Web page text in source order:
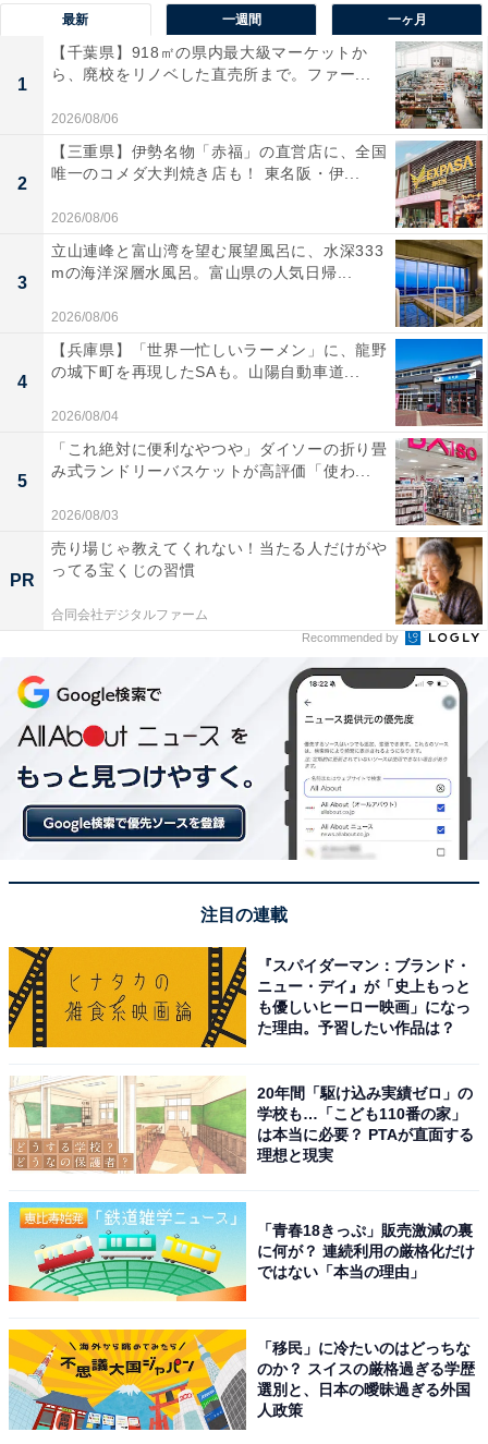
手洗いがゼロにはなりません…が、手間は大幅に
軽減
あとは食洗機に正しく食器をセットすれば、さまざまな
角度から強力に噴射する洗浄水がしっかり食器に付着し
た汚れを落としてくれます。
食洗機のメリットは食器洗いの手間と時間を大幅に低減
してくれること。正しく食器をセットすれば、そのあと
はおまかせで、食器をきれいに洗ってくれます。とはい
え、どうしても落ちにくい汚れやこびりつきは、事前に
落としておくとそのあとが楽になります。
「NP-TZ300」
最新 一週間 一ヶ月
1
【千葉県】918㎡の県内最大級マーケットか
ら、廃校をリノベした直売所まで。ファー...
2026/08/06
2
【三重県】伊勢名物「赤福」の直営店に、全国
唯一のコメダ大判焼き店も！ 東名阪・伊...
2026/08/06
3
立山連峰と富山湾を望む展望風呂に、水深333
mの海洋深層水風呂。富山県の人気日帰...
2026/08/06
4
【兵庫県】「世界一忙しいラーメン」に、龍野
の城下町を再現したSAも。山陽自動車道...
2026/08/04
5
「これ絶対に便利なやつや」ダイソーの折り畳
み式ランドリーバスケットが高評価「使わ...
2026/08/03
PR
売り場じゃ教えてくれない！当たる人だけがや
ってる宝くじの習慣
合同会社デジタルファーム
Recommended by
注目の連載
『スパイダーマン：ブランド・
ニュー・デイ』が「史上もっと
も優しいヒーロー映画」になっ
た理由。予習したい作品は？
20年間「駆け込み実績ゼロ」の
学校も…「こども110番の家」
は本当に必要？ PTAが直面する
理想と現実
「青春18きっぷ」販売激減の裏
に何が？ 連続利用の厳格化だけ
ではない「本当の理由」
「移民」に冷たいのはどっちな
のか？ スイスの厳格過ぎる学歴
選別と、日本の曖昧過ぎる外国
人政策